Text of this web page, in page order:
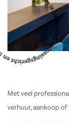
unieke woning die
standaard laat
waard!
Met veel
verhuur, aankoop of